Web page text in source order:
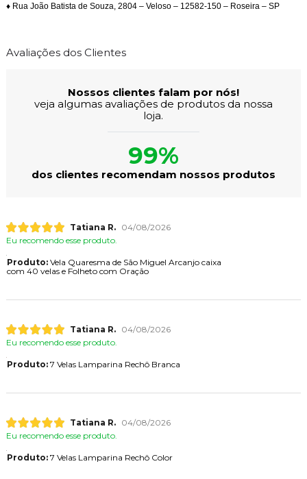
♦ Rua João Batista de Souza, 2804 – Veloso – 12582-150 – Roseira – SP
Avaliações dos Clientes
Nossos clientes falam por nós!
veja algumas avaliações de produtos da nossa
loja.
99%
dos clientes recomendam nossos produtos
Tatiana R.
04/08/2026
Eu recomendo esse produto.
Produto:Vela Quaresma de São Miguel Arcanjo caixa
com 40 velas e Folheto com Oração
Tatiana R.
04/08/2026
Eu recomendo esse produto.
Produto:7 Velas Lamparina Rechô Branca
Tatiana R.
04/08/2026
Eu recomendo esse produto.
Produto:7 Velas Lamparina Rechô Color